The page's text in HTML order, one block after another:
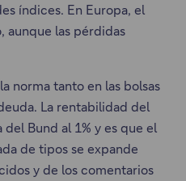
índices. En Europa, el
aunque las pérdidas
norma tanto en las bolsas
La rentabilidad del
del Bund al 1% y es que el
de tipos se expande
y de los comentarios